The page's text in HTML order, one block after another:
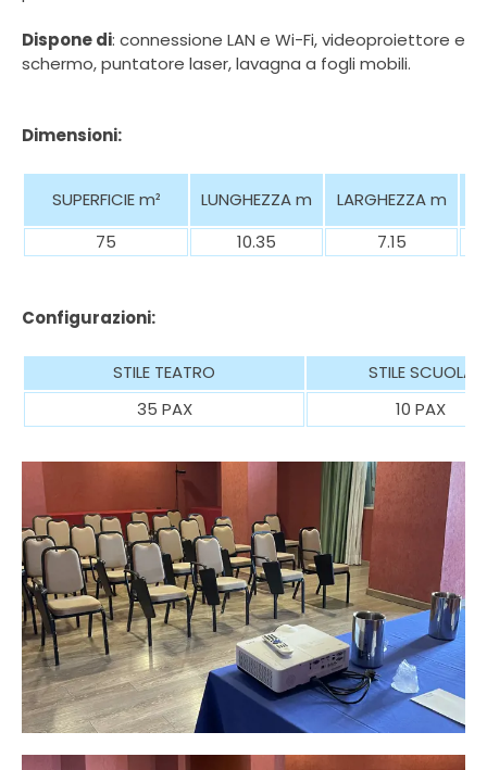
Dispone di: connessione LAN e Wi-Fi, videoproiettore e
schermo, puntatore laser, lavagna a fogli mobili.
Dimensioni:
SUPERFICIEm² LUNGHEZZA m LARGHEZZA m
75
10.35 7.15
Configurazioni:
STILE TEATRO
STILE SCUOLA
35 PAX
10 PAX